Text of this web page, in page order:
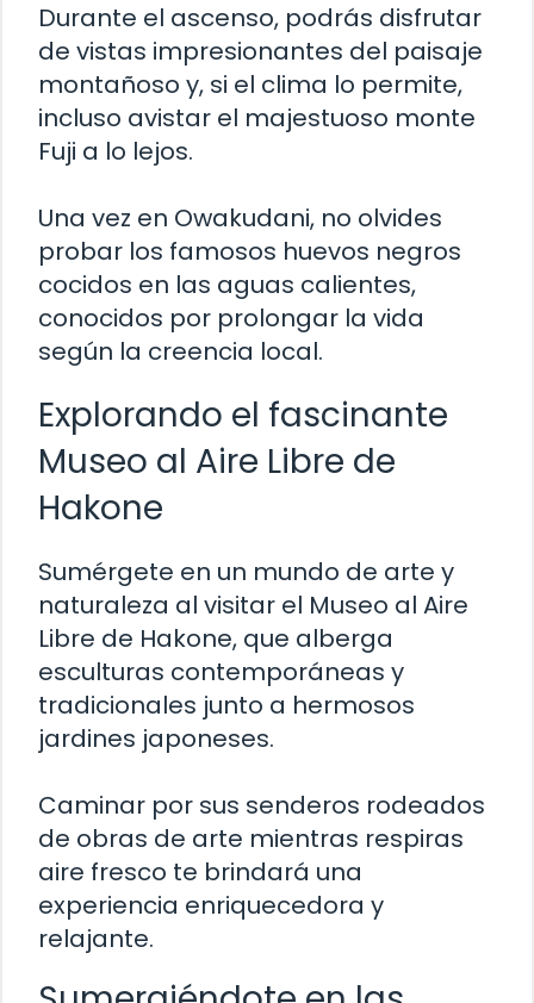
Durante el ascenso, podrás disfrutar
de vistas impresionantes del paisaje
montañoso y, si el clima lo permite,
incluso avistar el majestuoso monte
Fuji a lo lejos.
Una vez en Owakudani, no olvides
probar los famosos huevos negros
cocidos en las aguas calientes,
conocidos por prolongar la vida
según la creencia local.
Explorando el fascinante
Museo al Aire Libre de
Hakone
Sumérgete en un mundo de arte y
naturaleza al visitar el Museo al Aire
Libre de Hakone, que alberga
esculturas contemporáneas y
tradicionales junto a hermosos
jardines japoneses.
Caminar por sus senderos rodeados
de obras de arte mientras respiras
aire fresco te brindará una
experiencia enriquecedora y
relajante.